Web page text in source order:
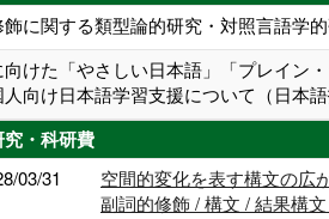
に関する類型論的研究・対照言語学
けた「やさしい日本語」「プレイン
向け日本語学習支援について（日本語
・科研費
03/31
空間的変化を表す構文の広
副詞的修飾 / 構文 / 結果構